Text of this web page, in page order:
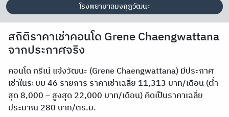
โรงพยาบาลมงกุฎวัฒนะ
สถิติราคาเช่าคอนโด Grene Chaengwattana
จากประกาศจริง
คอนโด กรีเน่ แจ้งวัฒนะ (Grene Chaengwattana) มีประกาศ
เช่าในระบบ 46 รายการ ราคาเช่าเฉลี่ย 11,313 บาท/เดือน (ต่ำ
สุด 8,000 – สูงสุด 22,000 บาท/เดือน) คิดเป็นราคาเฉลี่ย
ประมาณ 280 บาท/ตร.ม.